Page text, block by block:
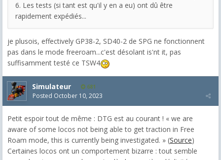
6. Les tests (si tant est qu'il y en a eu) ont dû être
rapidement expédiés...
je plusois, effectively GP38-2, SD40-2 de SPG ne fonctionnent
pas dans le mode freeroam...c'est désolant is'nt it, pas
suffisamment testé ce TSW4
Simulateur 681
Posted October 10, 2023
Petit espoir tout de même : DTG est au courant ! « we are
aware of some locos not being able to get traction in Free
Roam mode, this is currently being investigated. » (Source)
Certaines locos ont un comportement bizarre : tout semble